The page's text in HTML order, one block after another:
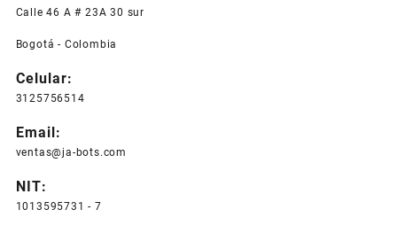
Calle 46 A # 23A 30 sur
Bogotá - Colombia
Celular:
3125756514
Email:
ventas@ja-bots.com
NIT:
1013595731 - 7